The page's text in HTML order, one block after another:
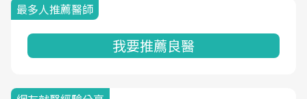
最多人推薦醫師
我要推薦良醫